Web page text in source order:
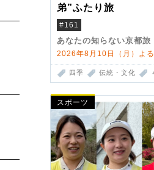
弟”ふたり旅
#161
あなたの知らない京都旅
2026年8月10日（月）よ
四季 伝統・文化
スポーツ